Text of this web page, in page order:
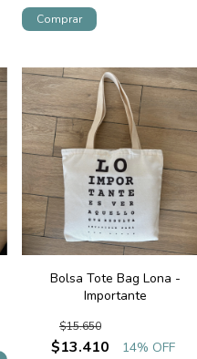
Bolsa Tote Bag Lona -
Importante
$13.410
$15.650
14% OFF